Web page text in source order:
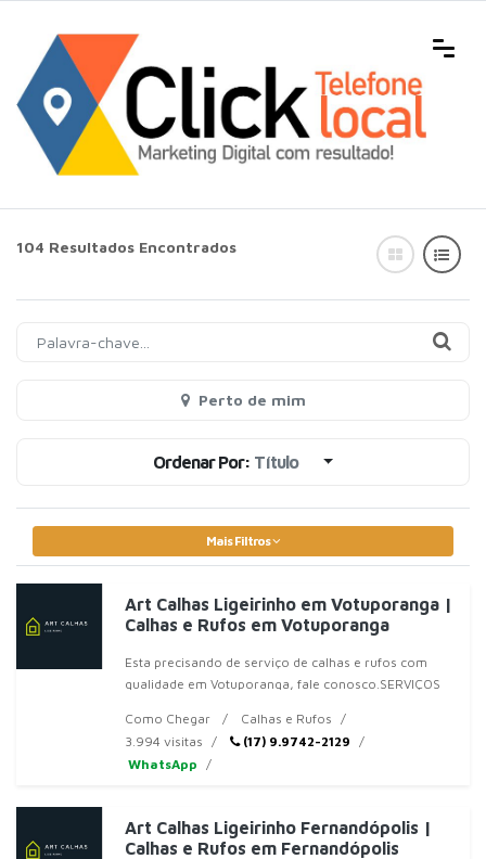
104 Resultados Encontrados
Perto de mim
Ordenar Por: Título
Mais Filtros
Art Calhas Ligeirinho em Votuporanga |
Calhas e Rufos em Votuporanga
Esta precisando de serviço de calhas e rufos com
qualidade em Votuporanga, fale conosco.SERVIÇOS
Como Chegar
Calhas e Rufos
3.994 visitas
(17) 9.9742-2129
WhatsApp
Art Calhas Ligeirinho Fernandópolis |
Calhas e Rufos em Fernandópolis